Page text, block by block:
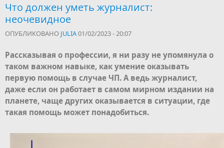
Что должен уметь журналист:
неочевидное
ОПУБЛИКОВАНО JULIA01/02/2023 - 20:07
Рассказывая о профессии, я ни разу не упомянула о
таком важном навыке, как умение оказывать
первую помощь в случае ЧП. А ведь журналист,
даже если он работает в самом мирном издании на
планете, чаще других оказывается в ситуации, где
такая помощь может понадобиться.